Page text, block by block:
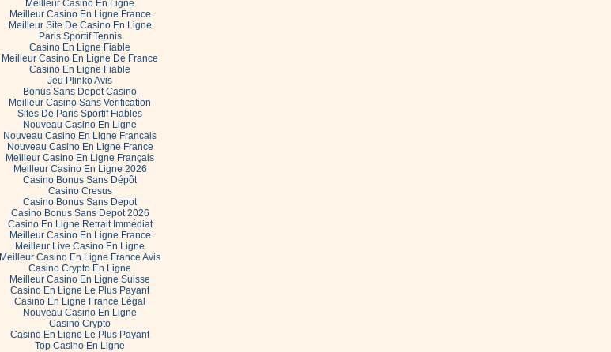
Meilleur Casino En Ligne
Meilleur Casino En Ligne France
Meilleur Site De Casino En Ligne
Paris Sportif Tennis
Casino En Ligne Fiable
Meilleur Casino En Ligne De France
Casino En Ligne Fiable
Jeu Plinko Avis
Bonus Sans Depot Casino
Meilleur Casino Sans Verification
Sites De Paris Sportif Fiables
Nouveau Casino En Ligne
Nouveau Casino En Ligne Francais
Nouveau Casino En Ligne France
Meilleur Casino En Ligne Français
Meilleur Casino En Ligne 2026
Casino Bonus Sans Dépôt
Casino Cresus
Casino Bonus Sans Depot
Casino Bonus Sans Depot 2026
Casino En Ligne Retrait Immédiat
Meilleur Casino En Ligne France
Meilleur Live Casino En Ligne
Meilleur Casino En Ligne France Avis
Casino Crypto En Ligne
Meilleur Casino En Ligne Suisse
Casino En Ligne Le Plus Payant
Casino En Ligne France Légal
Nouveau Casino En Ligne
Casino Crypto
Casino En Ligne Le Plus Payant
Top Casino En Ligne